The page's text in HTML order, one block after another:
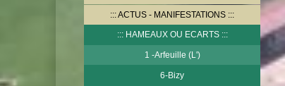
ACTUS - MANIFESTATIONS
HAMEAUX OU ECARTS
1 -Arfeuille (L')
6-Bizy